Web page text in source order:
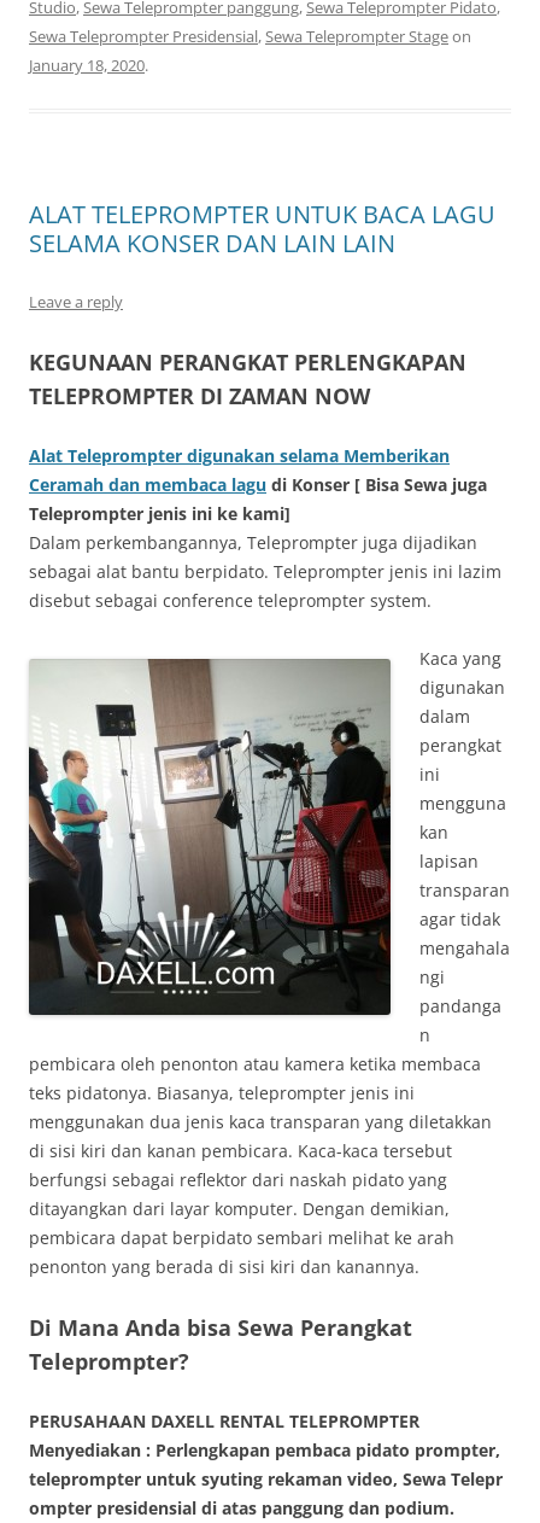
Studio, Sewa Teleprompter panggung, Sewa Teleprompter Pidato,
Sewa Teleprompter Presidensial, Sewa Teleprompter Stageon
January 18, 2020.
ALAT TELEPROMPTER UNTUK BACA LAGU
SELAMA KONSER DAN LAIN LAIN
Leave a reply
KEGUNAAN PERANGKAT PERLENGKAPAN
TELEPROMPTER DI ZAMAN NOW
Alat Teleprompter digunakan selama Memberikan
Ceramah dan membaca lagu di Konser [ Bisa Sewa juga
Teleprompter jenis ini ke kami]
Dalam perkembangannya, Teleprompter juga dijadikan
sebagai alat bantu berpidato. Teleprompter jenis ini lazim
disebut sebagai conference teleprompter system.
Kaca yang
digunakan
dalam
perangkat
ini
mengguna
kan
lapisan
transparan
agar tidak
mengahala
ngi
pandanga
n
pembicara oleh penonton atau kamera ketika membaca
teks pidatonya. Biasanya, teleprompter jenis ini
menggunakan dua jenis kaca transparan yang diletakkan
di sisi kiri dan kanan pembicara. Kaca-kaca tersebut
berfungsi sebagai reflektor dari naskah pidato yang
ditayangkan dari layar komputer. Dengan demikian,
pembicara dapat berpidato sembari melihat ke arah
penonton yang berada di sisi kiri dan kanannya.
Di Mana Anda bisa Sewa Perangkat
Teleprompter?
PERUSAHAAN DAXELL RENTAL TELEPROMPTER
Menyediakan : Perlengkapan pembaca pidato prompter,
teleprompter untuk syuting rekaman video, Sewa Telepr
ompter presidensial di atas panggung dan podium.